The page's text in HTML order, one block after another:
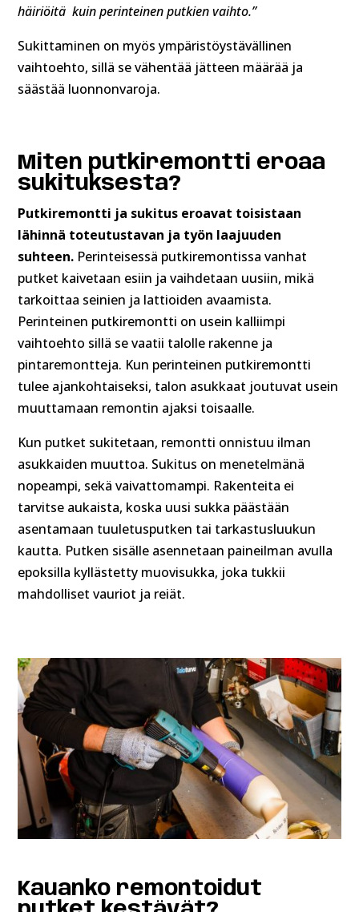
häiriöitä kuin perinteinen putkien vaihto.”
Sukittaminen on myös ympäristöystävällinen
vaihtoehto, sillä se vähentää jätteen määrää ja
säästää luonnonvaroja.
Miten putkiremontti eroaa
sukituksesta?
Putkiremontti ja sukitus eroavat toisistaan
lähinnä toteutustavan ja työn laajuuden
suhteen. Perinteisessä putkiremontissa vanhat
putket kaivetaan esiin ja vaihdetaan uusiin, mikä
tarkoittaa seinien ja lattioiden avaamista.
Perinteinen putkiremontti on usein kalliimpi
vaihtoehto sillä se vaatii talolle rakenne ja
pintaremontteja. Kun perinteinen putkiremontti
tulee ajankohtaiseksi, talon asukkaat joutuvat usein
muuttamaan remontin ajaksi toisaalle.
Kun putket sukitetaan, remontti onnistuu ilman
asukkaiden muuttoa. Sukitus on menetelmänä
nopeampi, sekä vaivattomampi. Rakenteita ei
tarvitse aukaista, koska uusi sukka päästään
asentamaan tuuletusputken tai tarkastusluukun
kautta. Putken sisälle asennetaan paineilman avulla
epoksilla kyllästetty muovisukka, joka tukkii
mahdolliset vauriot ja reiät.
Kauanko remontoidut